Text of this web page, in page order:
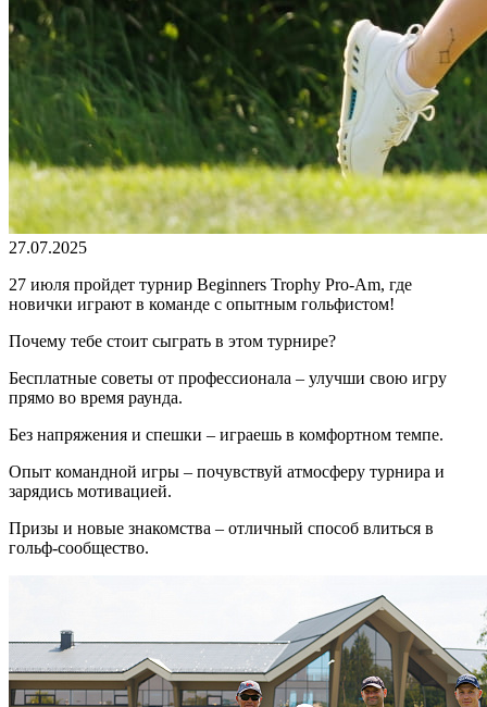
27.07.2025
27 июля пройдет турнир Beginners Trophy Pro-Am, где
новички играют в команде с опытным гольфистом!
Почему тебе стоит сыграть в этом турнире?
Бесплатные советы от профессионала – улучши свою игру
прямо во время раунда.
Без напряжения и спешки – играешь в комфортном темпе.
Опыт командной игры – почувствуй атмосферу турнира и
зарядись мотивацией.
Призы и новые знакомства – отличный способ влиться в
гольф-сообщество.